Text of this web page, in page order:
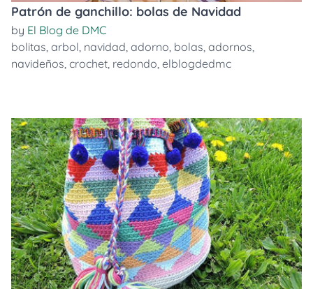
Patrón de ganchillo: bolas de Navidad
by El Blog de DMC
bolitas, arbol, navidad, adorno, bolas, adornos,
navideños, crochet, redondo, elblogdedmc